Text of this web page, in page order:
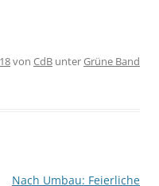
von CdB unterGrüne Band
Nach Umbau: Feierliche